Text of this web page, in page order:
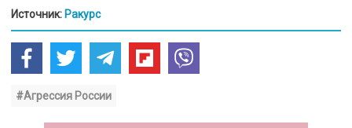
Источник: Ракурс
#Агрессия России